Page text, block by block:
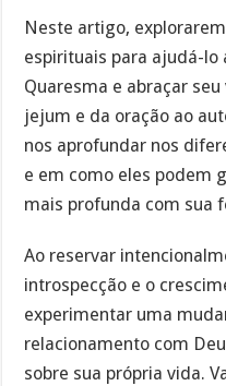
Neste artigo,
espirituais para ajudá-lo
Quaresma e abraçar
jejum e da oração ao
nos aprofundar nos
e em como eles podem
mais profunda com sua
Ao reservar
introspecção e o
experimentar uma
relacionamento com
sobre sua própria vida.